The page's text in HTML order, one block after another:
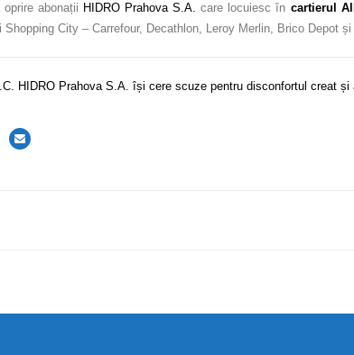
abonații HIDRO Prahova S.A. care locuiesc în cartierul
Shopping City – Carrefour, Decathlon, Leroy Merlin, Brico Depot și
HIDRO Prahova S.A. își cere scuze pentru disconfortul creat